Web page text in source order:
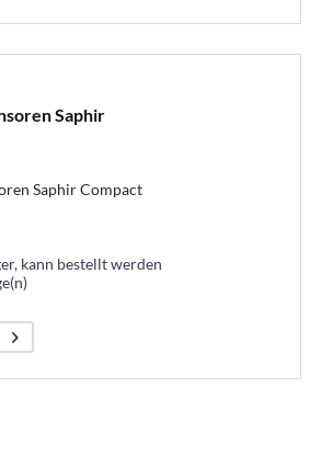
Saphir
Saphir Compact
kann bestellt werden